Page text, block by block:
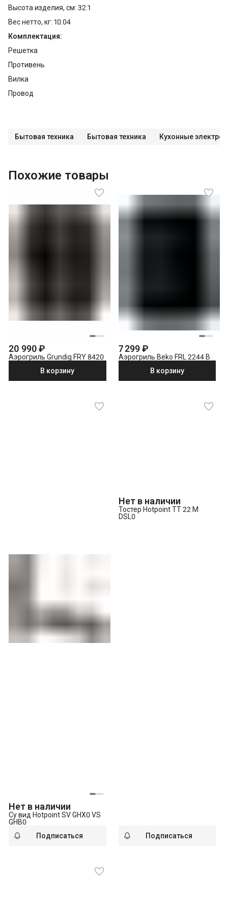
Высота изделия, см: 32.1
Вес нетто, кг: 10.04
Комплектация:
Решетка
Противень
Вилка
Провод
Бытовая техника Бытовая техника Кухонные
Похожие товары
20 990 ₽
Аэрогриль Grundig FRY 8420
В корзину
7 299 ₽
Аэрогриль Beko FRL 2244 B
В корзину
Нет в наличии
Су вид Hotpoint SV GHX0 VS
GHB0
Подписаться
Нет в наличии
Тостер Hotpoint TT 22 M
DSL0
Подписаться